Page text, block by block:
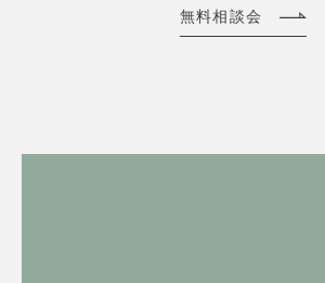
無料相談会